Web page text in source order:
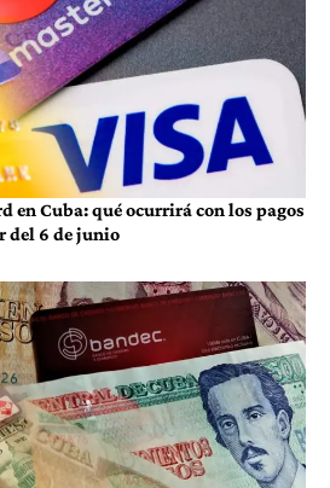
en Cuba: qué ocurrirá con los pagos
del 6 de junio